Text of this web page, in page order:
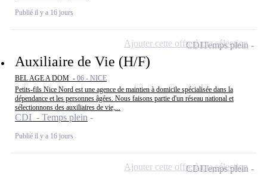
Publié il y a 16 jours
Auxiliaire de Vie (H/F)
BEL AGE A DOM - 06 - NICE
Petits-fils Nice Nord est une agence de maintien à domicile spécialisée dans la
dépendance et les personnes âgées. Nous faisons partie d'un réseau national et
sélectionnons des auxiliaires de vie,...
CDI - Temps plein
Publié il y a 16 jours
CDITemps plein
Ajouter cette offre à ma sélection
CDITemps plein
Ajouter cette offre à ma sélection